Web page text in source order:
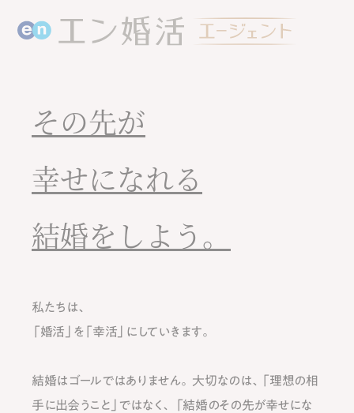
その先が
幸せになれる
結婚をしよう。
私たちは、
「婚活」を「幸活」にしていきます。
結婚はゴールではありません。 大切なのは、「理想の相
手に出会うこと」ではなく、
「結婚のその先が幸せにな